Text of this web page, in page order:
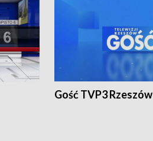
Gość TVP3 Rzeszów